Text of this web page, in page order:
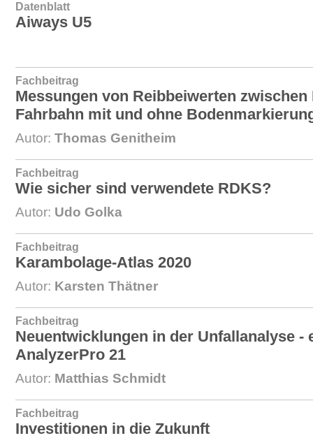
Datenblatt
Aiways U5
Fachbeitrag
Messungen von Reibbeiwerten zwischen
Fahrbahn mit und ohne
Autor: Thomas Genitheim
Fachbeitrag
Wie sicher sind verwendete RDKS?
Autor: Udo Golka
Fachbeitrag
Karambolage-Atlas 2020
Autor: Karsten Thätner
Fachbeitrag
Neuentwicklungen in der Unfallanalyse -
AnalyzerPro 21
Autor: Matthias Schmidt
Fachbeitrag
Investitionen in die Zukunft